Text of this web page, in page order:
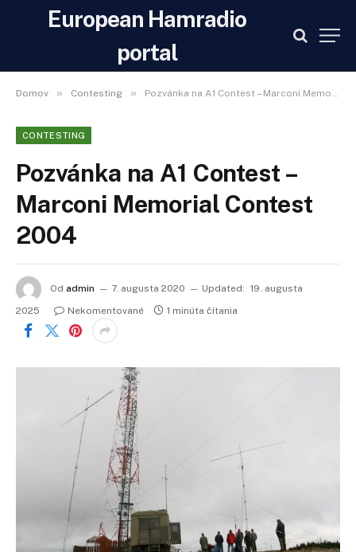
European Hamradio
portal
Domov » Contesting » Pozvánka na A1 Contest – Marconi Memorial Contest 2004
CONTESTING
Pozvánka na A1 Contest –
Marconi Memorial Contest
2004
Od admin 7. augusta 2020 Updated: 19. augusta
2025
Nekomentované 1 minúta čítania